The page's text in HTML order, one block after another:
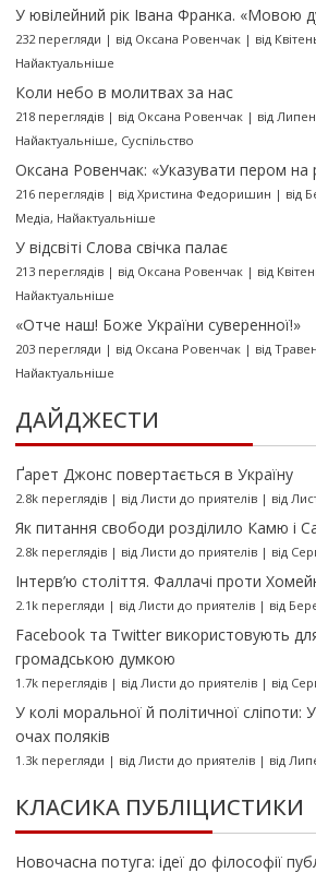
У ювілейний рік Івана Франка. «Мовою
232 перегляди | від Оксана Ровенчак| від
Найактуальніше
Коли небо в молитвах за нас
218 переглядів| від Оксана Ровенчак| від
Найактуальніше, Суспільство
Оксана Ровенчак: «Указувати пером на
216 переглядів| від Христина Федоришин | від
Медіа, Найактуальніше
У відсвіті Слова свічка палає
213 переглядів| від Оксана Ровенчак| від
Найактуальніше
«Отче наш! Боже України суверенної!»
203 перегляди | від Оксана Ровенчак| від
Найактуальніше
ДАЙДЖЕСТИ
Ґарет Джонс повертається в Україну
2.8k переглядів| від Листи до приятелів| від
Як питання свободи розділило Камю і
2.8k переглядів| від Листи до приятелів| від
Інтерв’ю століття. Фаллачі проти
2.1k перегляди | від Листи до приятелів| від
Facebook та Twitter використовують для
громадською думкою
1.7k переглядів| від Листи до приятелів| від
У колі моральної й політичної сліпоти:
очах поляків
1.3k перегляди | від Листи до приятелів| від
КЛАСИКА ПУБЛІЦИСТИКИ
Новочасна потуга: ідеї до філософії